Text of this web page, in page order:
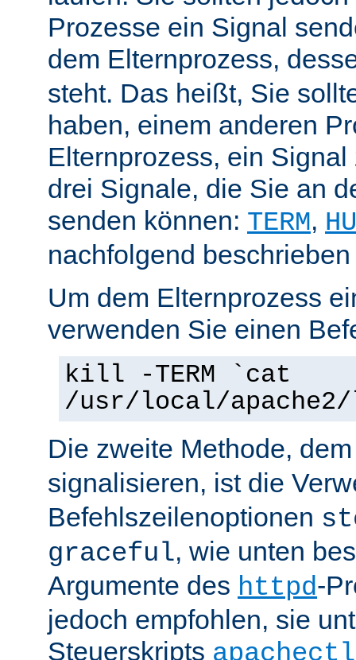
Prozesse ein Signal
dem Elternprozess,
steht. Das heißt, Sie
haben, einem anderen
Elternprozess, ein
drei Signale, die Sie an
senden können: TERM,
nachfolgend
Um dem Elternprozess
verwenden Sie einen
kill -TERM `cat
/usr/local/
Die zweite Methode,
signalisieren, ist die
Befehlszeilenoptionen
graceful, wie unten
Argumente des httpd-
jedoch empfohlen, sie
Steuerskripts apachectl